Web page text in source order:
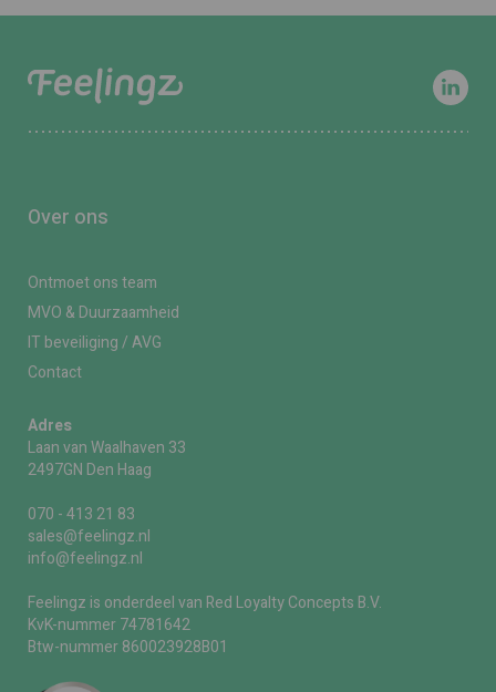
Over ons
Ontmoet ons team
MVO & Duurzaamheid
IT beveiliging / AVG
Contact
Adres
Laan van Waalhaven 33
2497GN Den Haag
070 - 413 21 83
sales@feelingz.nl
info@feelingz.nl
Feelingz is onderdeel van Red Loyalty Concepts B.V.
KvK-nummer 74781642
Btw-nummer 860023928B01